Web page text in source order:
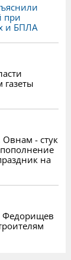
при
и БПЛА
- стук
на
Федорищев